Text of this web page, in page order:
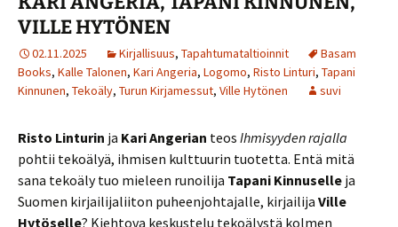
VILLE HYTÖNEN
02.11.2025 Kirjallisuus, Tapahtumataltioinnit
Basam
Books, Kalle Talonen, Kari Angeria, Logomo, Risto Linturi, Tapani
Kinnunen, Tekoäly, Turun Kirjamessut, Ville Hytönen suvi
Risto Linturin ja Kari Angerian teos Ihmisyyden rajalla
pohtii tekoälyä, ihmisen kulttuurin tuotetta. Entä mitä
sana tekoäly tuo mieleen runoilija Tapani Kinnuselle ja
Suomen kirjailijaliiton puheenjohtajalle, kirjailija Ville
Hytöselle? Kiehtova keskustelu tekoälystä kolmen